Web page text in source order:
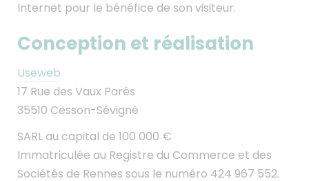
Internet pour le bénéfice de son visiteur.
Conception et réalisation
Useweb
17 Rue des Vaux Parés
35510 Cesson-Sévigné
SARL au capital de 100 000 €
Immatriculée au Registre du Commerce et des
Sociétés de Rennes sous le numéro 424 967 552.